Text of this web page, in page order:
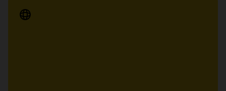
Communiqué de presse